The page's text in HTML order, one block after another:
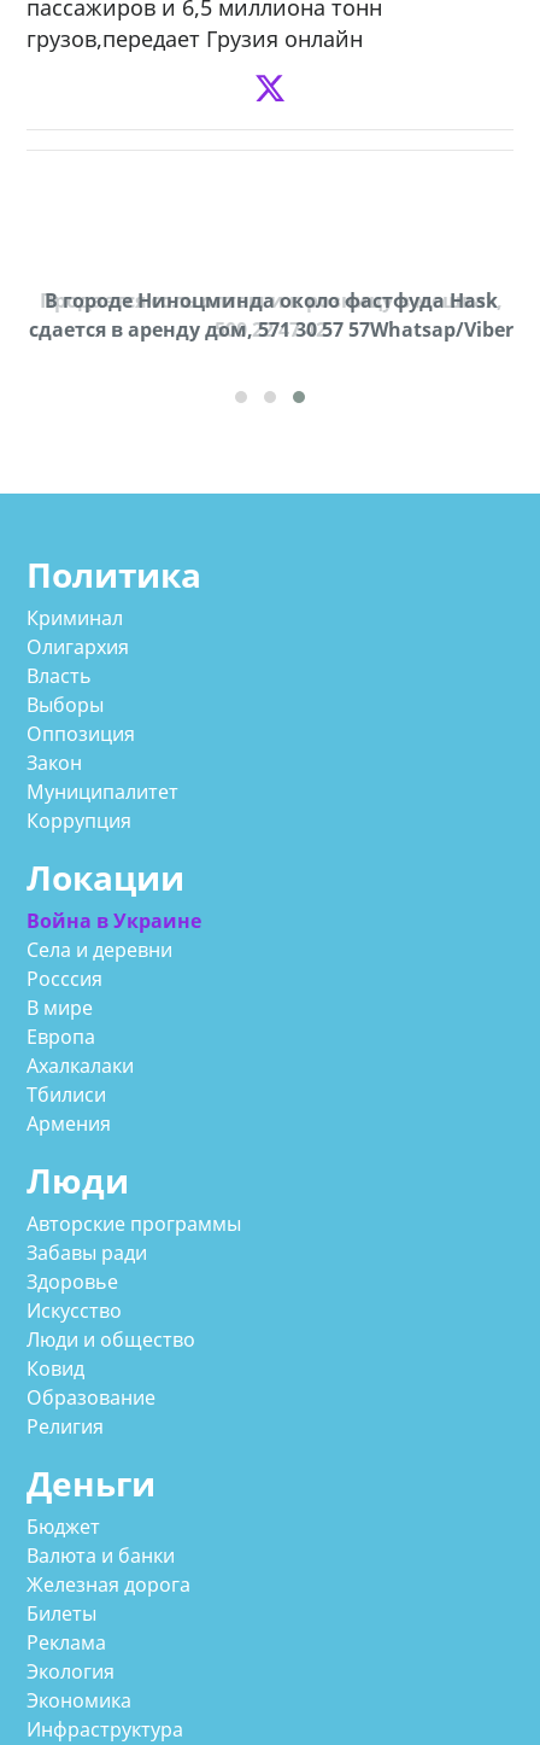
пассажиров и 6,5 миллиона тонн
грузов,передает Грузия онлайн
Продается соль оптом и в розницу в мешках,
500 22 47 42
В городе Ниноцминда около фастфуда Hask
cдается в аренду дом, 571 30 57 57Whatsap/Viber
Политика
Криминал
Олигархия
Власть
Выборы
Оппозиция
Закон
Муниципалитет
Коррупция
Локации
Война в Украине
Села и деревни
Росссия
В мире
Европа
Ахалкалаки
Тбилиси
Армения
Люди
Авторские программы
Забавы ради
Здоровье
Искусство
Люди и общество
Ковид
Образование
Религия
Деньги
Бюджет
Валюта и банки
Железная дорога
Билеты
Реклама
Экология
Экономика
Инфраструктура